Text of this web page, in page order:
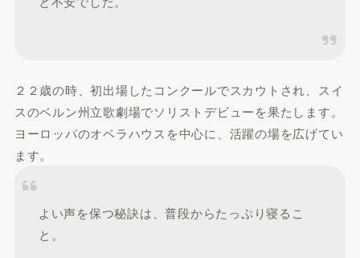
２２歳の時、初出場したコンクールでスカウトされ、スイ
スのベルン州立歌劇場でソリストデビューを果たします。
ヨーロッパのオペラハウスを中心に、活躍の場を広げてい
ます。
よい声を保つ秘訣は、普段からたっぷり寝るこ
と。